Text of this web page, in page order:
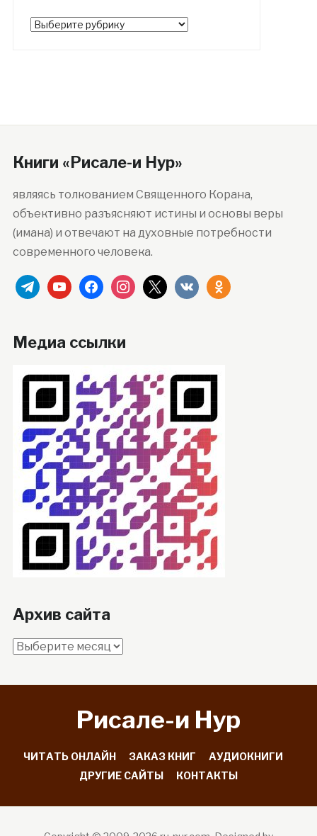
Рубрики
Книги «Рисале-и Нур»
являясь толкованием Священного Корана,
объективно разъясняют истины и основы веры
(имана) и отвечают на духовные потребности
современного человека.
telegramyoutubefacebookinstagram
x vkontakteodnoklassniki
Медиа ссылки
Архив сайта
Архив
Рисале-и Hyp
ЧИТАТЬ ОНЛАЙН ЗАКАЗ КНИГ
АУДИОКНИГИ
ДРУГИЕ САЙТЫ
КОНТАКТЫ